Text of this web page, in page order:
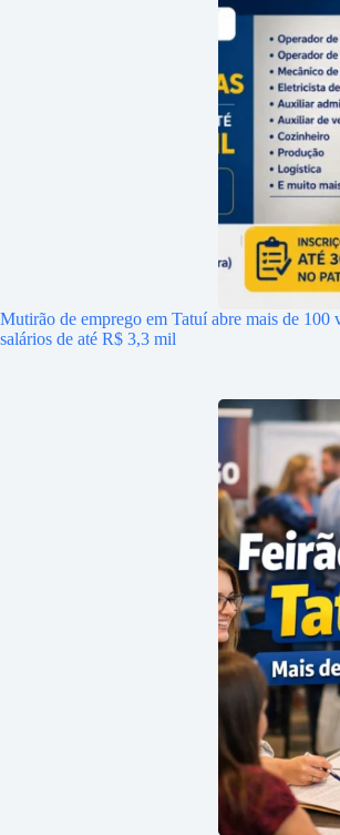
Mutirão de emprego em Tatuí abre mais de 100
salários de até R$ 3,3 mil